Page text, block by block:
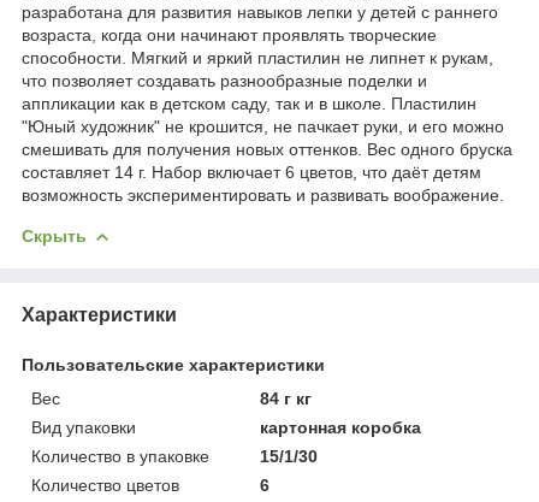
разработана для развития навыков лепки у детей с раннего
возраста, когда они начинают проявлять творческие
способности. Мягкий и яркий пластилин не липнет к рукам,
что позволяет создавать разнообразные поделки и
аппликации как в детском саду, так и в школе. Пластилин
"Юный художник" не крошится, не пачкает руки, и его можно
смешивать для получения новых оттенков. Вес одного бруска
составляет 14 г. Набор включает 6 цветов, что даёт детям
возможность экспериментировать и развивать воображение.
Скрыть
Характеристики
Пользовательские характеристики
Вес
84 г кг
Вид упаковки
картонная коробка
Количество в упаковке
15/1/30
Количество цветов
6